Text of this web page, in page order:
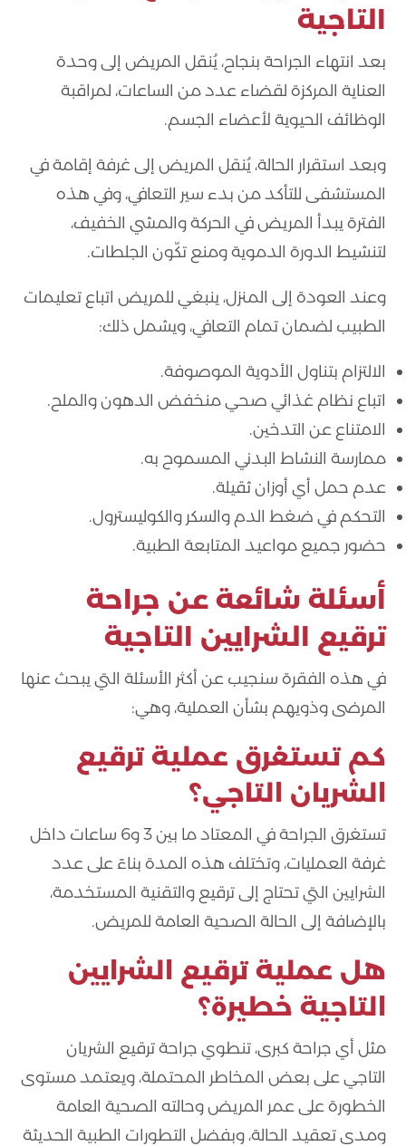
التاجية
بعد انتهاء الجراحة بنجاح، يُنقل المريض إلى وحدة
العناية المركزة لقضاء عدد من الساعات، لمراقبة
الوظائف الحيوية لأعضاء الجسم.
وبعد استقرار الحالة، يُنقل المريض إلى غرفة إقامة في
المستشفى للتأكد من بدء سير التعافي، وفي هذه
الفترة يبدأ المريض في الحركة والمشي الخفيف،
لتنشيط الدورة الدموية ومنع تكّون الجلطات.
وعند العودة إلى المنزل، ينبغي للمريض اتباع تعليمات
الطبيب لضمان تمام التعافي، ويشمل ذلك:
الالتزام بتناول الأدوية الموصوفة.
اتباع نظام غذائي صحي منخفض الدهون والملح.
الامتناع عن التدخين.
ممارسة النشاط البدني المسموح به.
عدم حمل أي أوزان ثقيلة.
التحكم في ضغط الدم والسكر والكوليسترول.
حضور جميع مواعيد المتابعة الطبية.
أسئلة شائعة عن جراحة
ترقيع الشرايين التاجية
في هذه الفقرة سنجيب عن أكثر الأسئلة التي يبحث عنها
المرضى وذويهم بشأن العملية، وهي:
كم تستغرق عملية ترقيع
الشريان التاجي؟
تستغرق الجراحة في المعتاد ما بين 3 و6 ساعات داخل
غرفة العمليات، وتختلف هذه المدة بناءً على عدد
الشرايين التي تحتاج إلى ترقيع والتقنية المستخدمة،
بالإضافة إلى الحالة الصحية العامة للمريض.
هل عملية ترقيع الشرايين
التاجية خطيرة؟
مثل أي جراحة كبرى، تنطوي جراحة ترقيع الشريان
التاجي على بعض المخاطر المحتملة، ويعتمد مستوى
الخطورة على عمر المريض وحالته الصحية العامة
ومدى تعقيد الحالة، وبفضل التطورات الطبية الحديثة